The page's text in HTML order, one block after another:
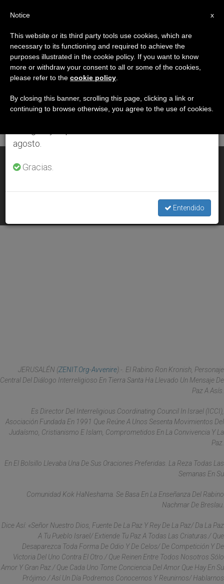
DÍA
Enero 24th, 2002
ÚLTIMAS NOTICIAS
JAN 24, 2002 00:00
JERUSALÉN (ZENIT.org-Avvenire).-. El Rabino Ron Kronish, Personaje
Central Del Diálogo Interreligioso En Tierra Santa Ha Llevado Un Mensaje De
Paz A Asís.
Es Director Del Interreligious Coordinating Council In Israel (ICCI),
Asociación Fundada En 1991 Que Reúne A Unos Sesenta Movimientos Del
Judaísmo, Cristianismo E Islam, Comprometidos En La Convivencia Y La
Paz.
En El Bolsillo Llevaba Una De Sus Oraciones Preferidas. La Reza Todas Las
Semanas En Su
Comunidad Kok HaNeshama. Se Basa En La Enseñanza Del Rabino
Nachmar De Breslau.
Dice Así: «Señor Nuestro Dios, Fuente De La Paz Y Rey De La Paz/ Da La Paz
A Tu Pueblo Israel/ Extiende Tu Paz A Todas Las Criaturas./ Que
Desaparezca Toda Forma De Odio Y De Celos/ De Competición Y De
Victoria Del Uno Contra El Otro./ Que Reinen Entre Todos Nosotros Sólo
Amor Y Gran Paz./ Que Cada Uno Tome Conciencia Del Amor Que Hay En Su
Prójimo./ Así Un Día Podremos Conocernos Y Reunirnos/ Hablarnos
×
Aviso importante
Del 27 de julio al 7 de agosto haremos la pausa
anual, aprovechando que en el periodo de verano
se generan menos informaciones y también el
agosto.
Gracias.
Entendido
x
Notice
This website or its third party tools use cookies, which are
necessary to its functioning and required to achieve the
purposes illustrated in the cookie policy. If you want to know
more or withdraw your consent to all or some of the cookies,
please refer to the cookie policy
By closing this banner, scrolling this page, clicking a link or
continuing to browse otherwise, you agree to the use of cookies.